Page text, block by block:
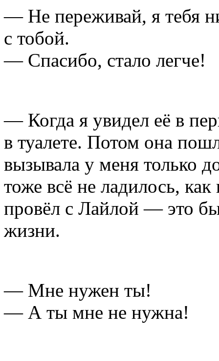
— Не переживай, я тебя
с тобой.
— Спасибо, стало легче!
— Когда я увидел её в
в туалете. Потом она
вызывала у меня только
тоже всё не ладилось,
провёл с Лайлой — это
жизни.
— Мне нужен ты!
— А ты мне не нужна!